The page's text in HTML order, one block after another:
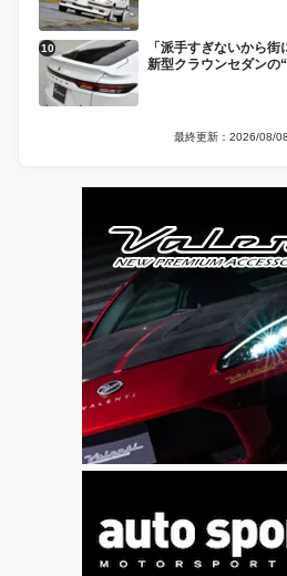
「派手すぎないから
新型クラウンセダンの
最終更新：2026/08/